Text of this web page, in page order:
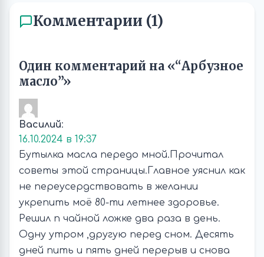
Комментарии (1)
Один комментарий на «“Арбузное
масло”»
Василий:
16.10.2024 в 19:37
Бутылка масла передо мной.Прочитал
советы этой страницы.Главное уяснил как
не переусердствовать в желании
укрепить моё 80-ти летнее здоровье.
Решил п чайной ложке два раза в день.
Одну утром ,другую перед сном. Десять
дней пить и пять дней перерыв и снова